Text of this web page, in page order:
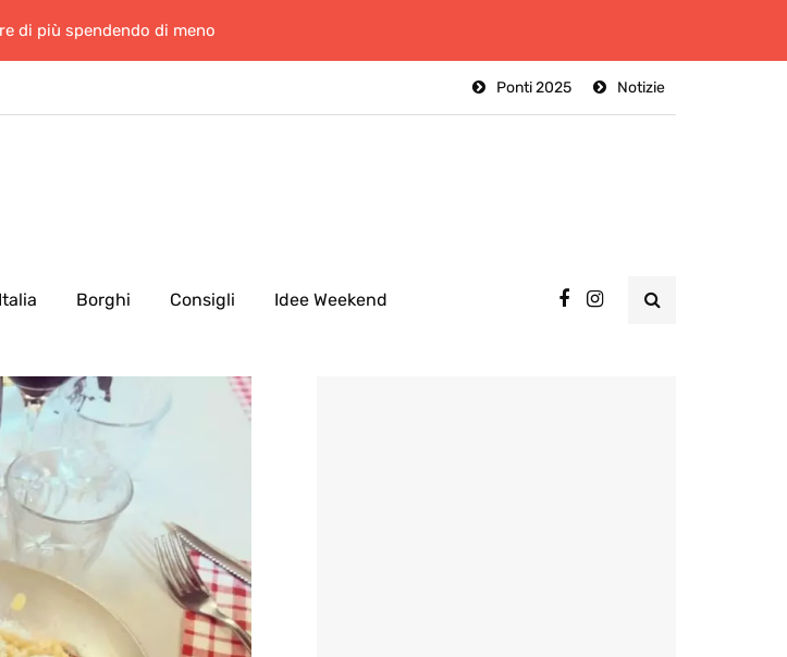
di più spendendo di meno
Notizie
Ponti 2025
Borghi Consigli Idee Weekend